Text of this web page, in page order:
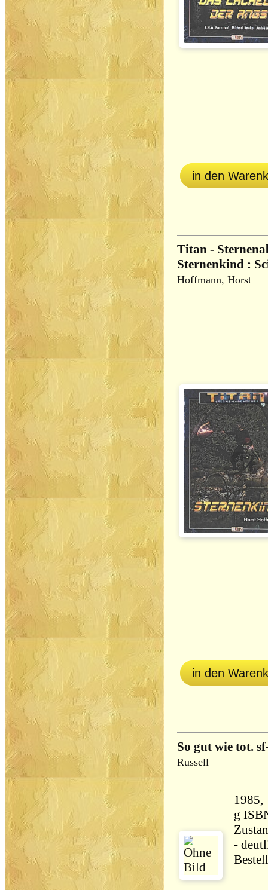
in den
Titan -
Sternenkind :
Hoffmann, Horst
in den
So gut wie tot.
Russell
1985,
g
-